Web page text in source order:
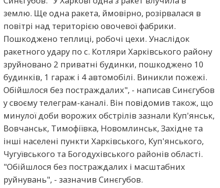
землю. Ще одна ракета, ймовірно, розірвалася в
повітрі над територією овочевої фабрики.
Пошкоджено теплиці, робочі цехи. Унаслідок
ракетного удару по с. Котляри Харківського району
зруйновано 2 приватні будинки, пошкоджено 10
будинків, 1 гараж і 4 автомобілі. Виникли пожежі.
Обійшлося без постраждалих", - написав Синєгубов
у своєму телеграм-каналі. Він повідомив також, що
минулої доби ворожих обстрілів зазнали Куп'янськ,
Вовчанськ, Тимофіївка, Новомлинськ, Західне та
інші населені пункти Харківського, Куп'янського,
Чугуївського та Богодухівського районів області.
"Обійшлося без постраждалих і масштабних
руйнувань", - зазначив Синєгубов.